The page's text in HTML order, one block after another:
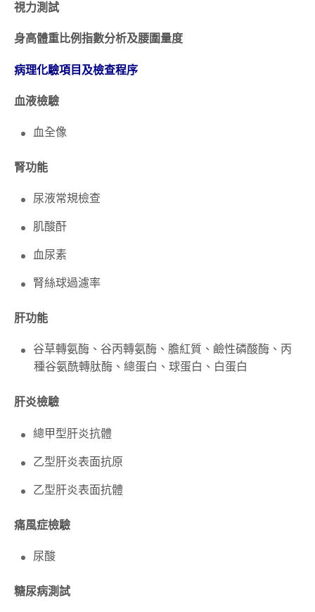
視力測試
身高體重比例指數分析及腰圍量度
病理化驗項目及檢查程序
血液檢驗
血全像
腎功能
尿液常規檢查
肌酸酐
血尿素
腎絲球過濾率
肝功能
谷草轉氨酶、谷丙轉氨酶、膽紅質、鹼性磷酸酶、丙
種谷氨酰轉肽酶、總蛋白、球蛋白、白蛋白
肝炎檢驗
總甲型肝炎抗體
乙型肝炎表面抗原
乙型肝炎表面抗體
痛風症檢驗
尿酸
糖尿病測試